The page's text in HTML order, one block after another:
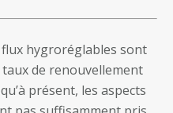
flux hygroréglables sont
de renouvellement
présent, les aspects